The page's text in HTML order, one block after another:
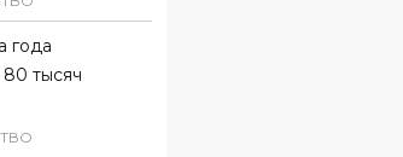
года
тысяч